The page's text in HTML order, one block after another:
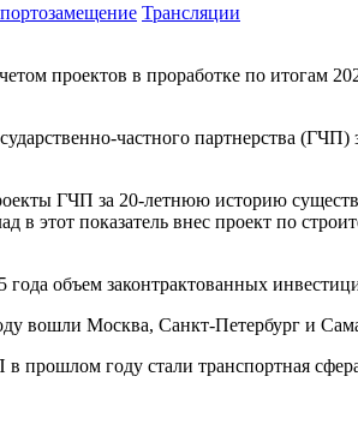
Трансляции
проектов в проработке по итогам
частного партнерства (ГЧП)
ГЧП за 20-летнюю историю
в этот показатель внес проект по
объем законтрактованных
вошли Москва, Санкт-Петербург и
году стали транспортная